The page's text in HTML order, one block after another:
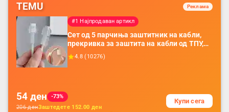
TEMU Реклама
#1 Најпродаван артикл
Сет од 5 парчиња заштитник на кабли,
прекривка за заштита на кабли од ТПУ,
додатоци за заштита на кабли, без
батерија, за мобилни телефони, комплет
4.8 ( 10276)
54 ден
-73%
206денЗаштедете 152.00 ден
Купи сега